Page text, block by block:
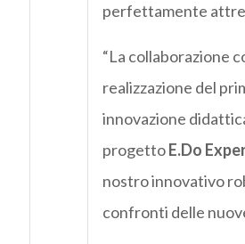
perfettamente
“La collaborazione
realizzazione del
innovazione
progettoE.Do
nostro innovativo
confronti delle